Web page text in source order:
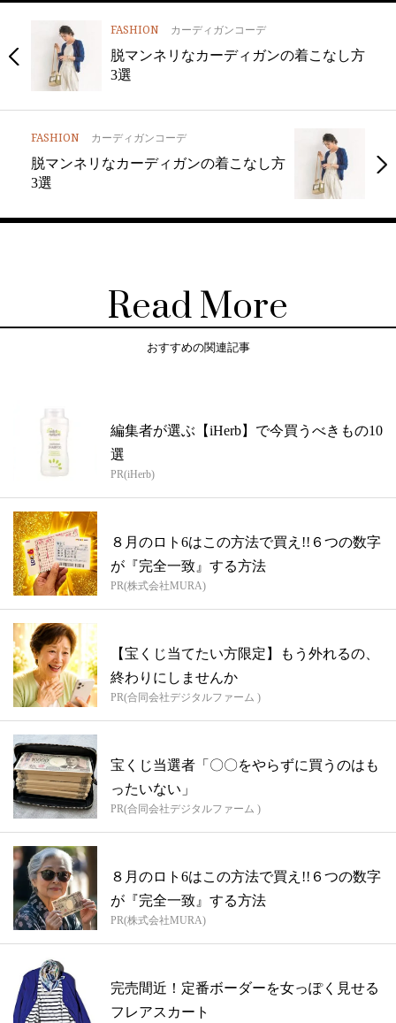
FASHION カーディガンコーデ
脱マンネリなカーディガンの着こなし方
3選
FASHION カーディガンコーデ
脱マンネリなカーディガンの着こなし方
3選
Read More
おすすめの関連記事
編集者が選ぶ【iHerb】で今買うべきもの10
選
PR(iHerb)
８月のロト6はこの方法で買え!!６つの数字
が『完全一致』する方法
PR(株式会社MURA)
【宝くじ当てたい方限定】もう外れるの、
終わりにしませんか
PR(合同会社デジタルファーム )
宝くじ当選者「〇〇をやらずに買うのはも
ったいない」
PR(合同会社デジタルファーム )
８月のロト6はこの方法で買え!!６つの数字
が『完全一致』する方法
PR(株式会社MURA)
完売間近！定番ボーダーを女っぽく見せる
フレアスカート